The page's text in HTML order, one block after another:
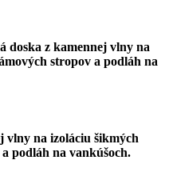
z kamennej vlny na
stropov a podláh na
vlny na izoláciu šikmých
podláh na vankúšoch.